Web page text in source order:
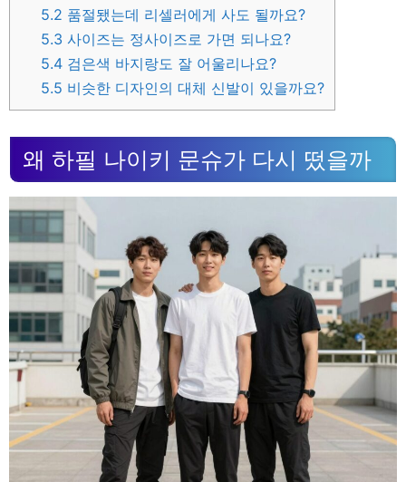
5.2 품절됐는데 리셀러에게 사도 될까요?
5.3 사이즈는 정사이즈로 가면 되나요?
5.4 검은색 바지랑도 잘 어울리나요?
5.5 비슷한 디자인의 대체 신발이 있을까요?
왜 하필 나이키 문슈가 다시 떴을까